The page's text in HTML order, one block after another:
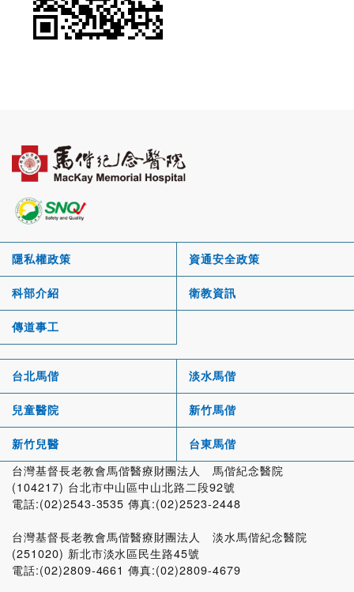
隱私權政策 資通安全政策
科部介紹 衛教資訊
傳道事工
台北馬偕 淡水馬偕
兒童醫院 新竹馬偕
新竹兒醫 台東馬偕
台灣基督長老教會馬偕醫療財團法人 馬偕紀念醫院
(104217) 台北市中山區中山北路二段92號
電話:(02)2543-3535 傳真:(02)2523-2448
台灣基督長老教會馬偕醫療財團法人 淡水馬偕紀念醫院
(251020) 新北市淡水區民生路45號
電話:(02)2809-4661 傳真:(02)2809-4679